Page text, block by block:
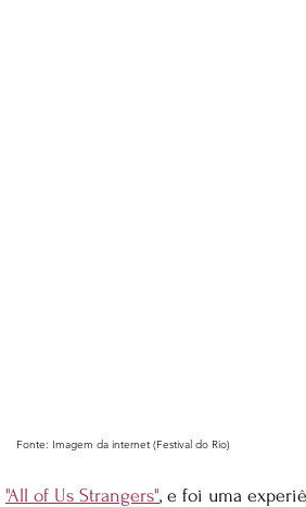
Fonte: Imagem da internet (Festival do Rio)
"All of Us Strangers", e foi uma